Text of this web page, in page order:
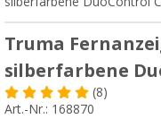
Truma
silberfarbene
(8)
Art.-Nr.: 168870